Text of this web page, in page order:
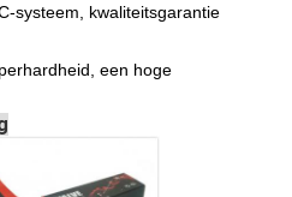
systeem, kwaliteitsgarantie
een hoge